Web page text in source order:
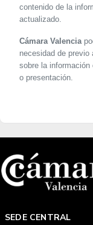
contenido de la
actualizado.
Cámara Valencia
necesidad de
sobre la
o presentación.
SEDE CENTRAL